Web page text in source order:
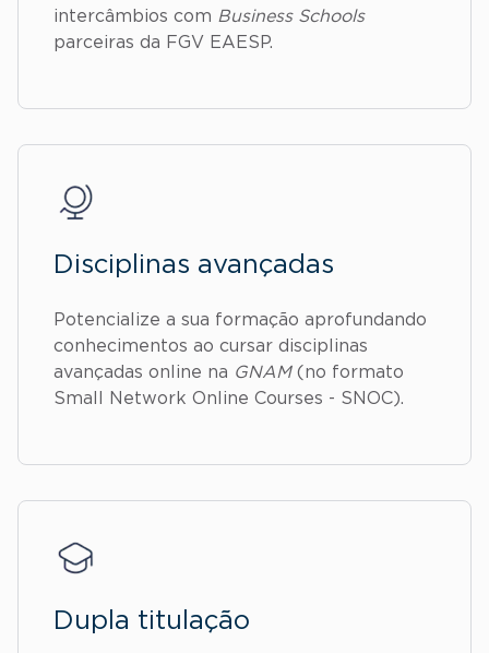
intercâmbios com Business Schools
parceiras da FGV EAESP.
Disciplinas avançadas
Potencialize a sua formação aprofundando
conhecimentos ao cursar disciplinas
avançadas online na GNAM(no formato
Small Network Online Courses - SNOC).
Dupla titulação